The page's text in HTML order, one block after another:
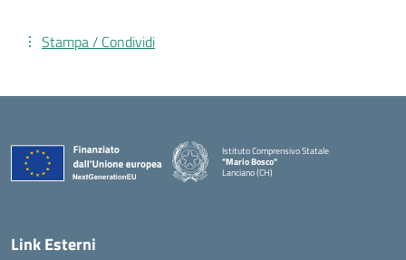
Stampa / Condividi
Istituto Comprensivo Statale
"Mario Bosco"
Lanciano (CH)
Link Esterni